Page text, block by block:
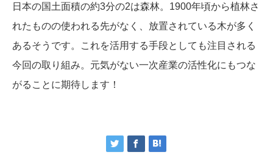
日本の国土面積の約3分の2は森林。1900年頃から植林さ
れたものの使われる先がなく、放置されている木が多く
あるそうです。これを活用する手段としても注目される
今回の取り組み。元気がない一次産業の活性化にもつな
がることに期待します！